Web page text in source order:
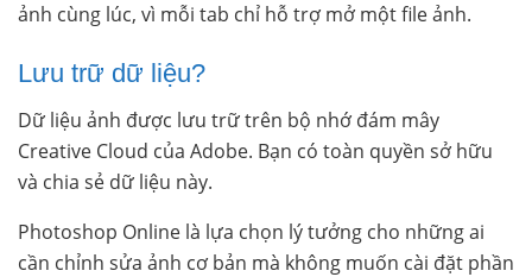
ảnh cùng lúc, vì mỗi tab chỉ hỗ trợ mở một file ảnh.
Lưu trữ dữ liệu?
Dữ liệu ảnh được lưu trữ trên bộ nhớ đám mây
Creative Cloud của Adobe. Bạn có toàn quyền sở hữu
và chia sẻ dữ liệu này.
Photoshop Online là lựa chọn lý tưởng cho những ai
cần chỉnh sửa ảnh cơ bản mà không muốn cài đặt phần